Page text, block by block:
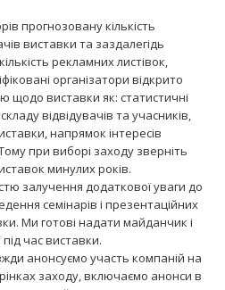
прогнозовану кількість
виставки та заздалегідь
рекламних листівок,
організатори відкрито
щодо виставки як: статистичні
відвідувачів та учасників,
напрямок інтересів
при виборі заходу зверніть
минулих років.
залучення додаткової уваги до
семінарів і презентаційних
Ми готові надати майданчик і
час виставки.
анонсуємо участь компаній на
заходу, включаємо анонси в